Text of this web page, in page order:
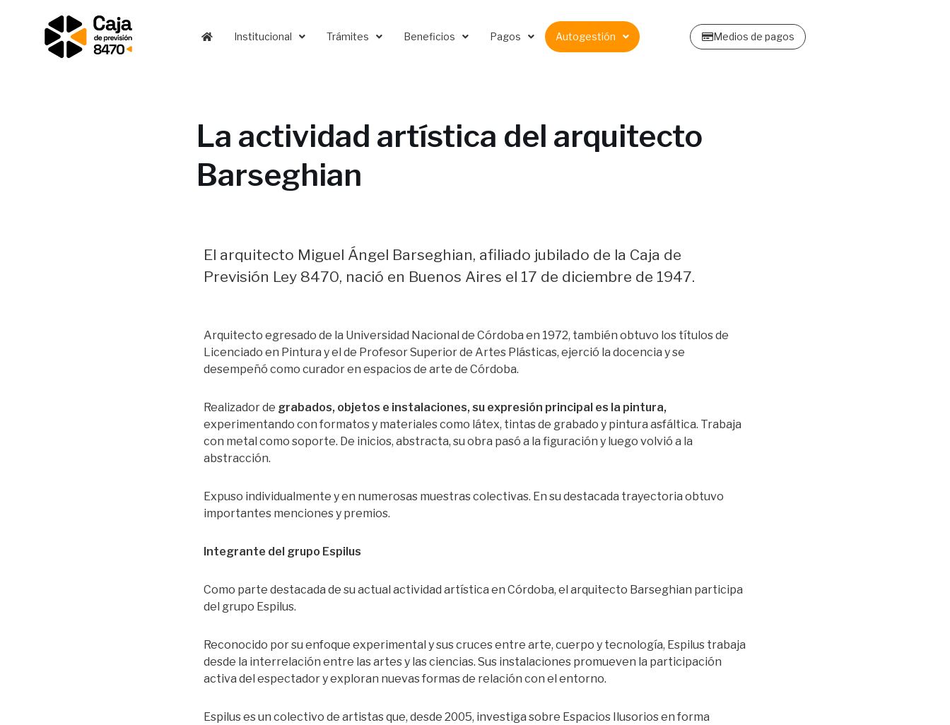
Institucional Trámites Beneficios Pagos Autogestión Medios de pagos
La actividad artística del arquitecto
Barseghian
El arquitecto Miguel Ángel Barseghian, afiliado jubilado de la Caja de
Previsión Ley 8470, nació en Buenos Aires el 17 de diciembre de 1947.
Arquitecto egresado de la Universidad Nacional de Córdoba en 1972, también obtuvo los títulos de
Licenciado en Pintura y el de Profesor Superior de Artes Plásticas, ejerció la docencia y se
desempeñó como curador en espacios de arte de Córdoba.
Realizador de grabados, objetos e instalaciones, su expresión principal es la pintura,
experimentando con formatos y materiales como látex, tintas de grabado y pintura asfáltica. Trabaja
con metal como soporte. De inicios, abstracta, su obra pasó a la figuración y luego volvió a la
abstracción.
Expuso individualmente y en numerosas muestras colectivas. En su destacada trayectoria obtuvo
importantes menciones y premios.
Integrante del grupo Espilus
Como parte destacada de su actual actividad artística en Córdoba, el arquitecto Barseghian participa
del grupo Espilus.
Reconocido por su enfoque experimental y sus cruces entre arte, cuerpo y tecnología, Espilus trabaja
desde la interrelación entre las artes y las ciencias. Sus instalaciones promueven la participación
activa del espectador y exploran nuevas formas de relación con el entorno.
Espilus es un colectivo de artistas que, desde 2005, investiga sobre Espacios Ilusorios en forma